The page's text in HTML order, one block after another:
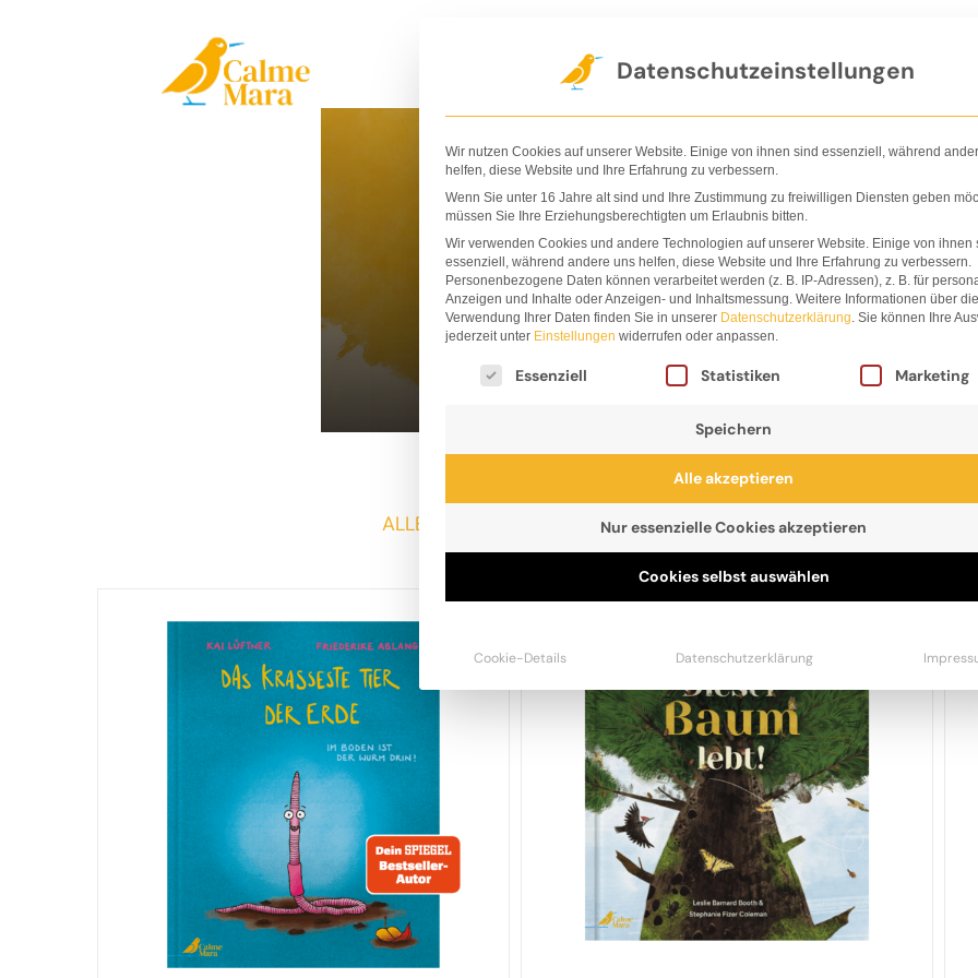
Natur
ALLE BÜCHER PAKETE STOFFTIERE
Datenschutzeinstellungen
Wir nutzen Cookies auf unserer Website. Einige von ihnen sind essenziell, während
helfen, diese Website und Ihre Erfahrung zu verbessern.
Wenn Sie unter 16 Jahre alt sind und Ihre Zustimmung zu freiwilligen Diensten geben
müssen Sie Ihre Erziehungsberechtigten um Erlaubnis bitten.
Wir verwenden Cookies und andere Technologien auf unserer Website. Einige von ihnen
essenziell, während andere uns helfen, diese Website und Ihre Erfahrung zu verbessern.
Personenbezogene Daten können verarbeitet werden (z. B. IP-Adressen), z. B. für
Anzeigen und Inhalte oder Anzeigen- und Inhaltsmessung. Weitere Informationen über die
Verwendung Ihrer Daten finden Sie in unserer Datenschutzerklärung. Sie können Ihre
jederzeit unter Einstellungen widerrufen oder anpassen.
Es folgt eine Liste der Service-Gruppen, für die eine
Essenziell Statistiken Marketing
Speichern
Alle akzeptieren
Nur essenzielle Cookies akzeptieren
Cookies selbst auswählen
Cookie-Details Datenschutzerklärung